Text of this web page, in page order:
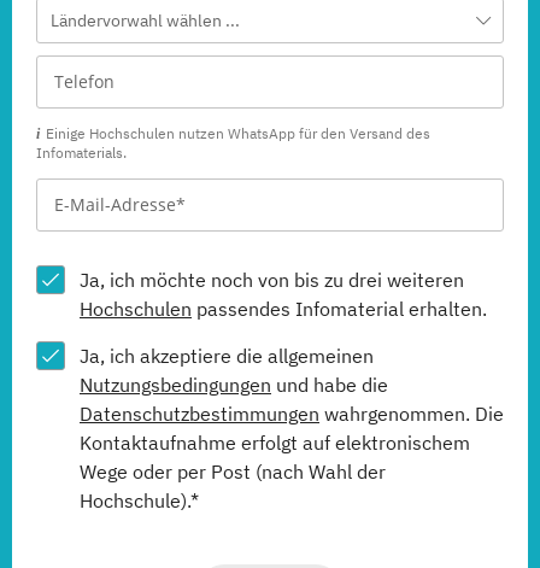
Ländervorwahl wählen ...
Einige Hochschulen nutzen WhatsApp für den Versand des
Infomaterials.
Ja, ich möchte noch von bis zu drei weiteren
Hochschulen passendes Infomaterial erhalten.
Ja, ich akzeptiere die allgemeinen
Nutzungsbedingungen und habe die
Datenschutzbestimmungen wahrgenommen. Die
Kontaktaufnahme erfolgt auf elektronischem
Wege oder per Post (nach Wahl der
Hochschule).*